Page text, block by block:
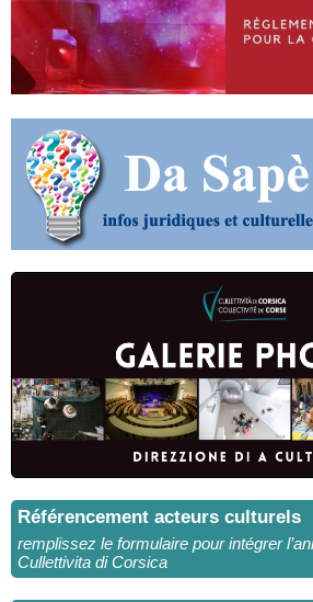
Référencement acteurs culturels
remplissez le formulaire pour intégrer
Cullettivita di Corsica